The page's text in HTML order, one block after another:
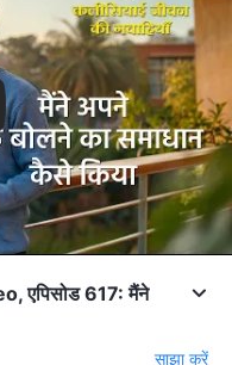
एपिसोड 617: मैंने
साझा करें